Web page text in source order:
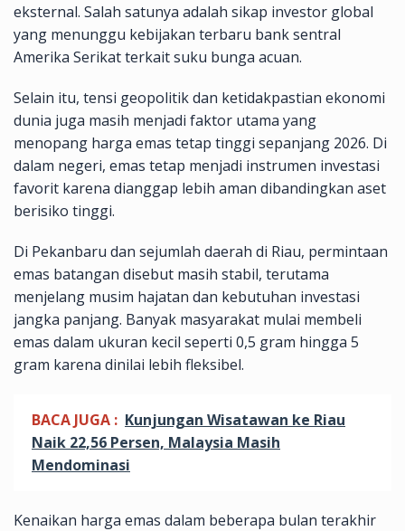
eksternal. Salah satunya adalah sikap investor global
yang menunggu kebijakan terbaru bank sentral
Amerika Serikat terkait suku bunga acuan.
Selain itu, tensi geopolitik dan ketidakpastian ekonomi
dunia juga masih menjadi faktor utama yang
menopang harga emas tetap tinggi sepanjang 2026. Di
dalam negeri, emas tetap menjadi instrumen investasi
favorit karena dianggap lebih aman dibandingkan aset
berisiko tinggi.
Di Pekanbaru dan sejumlah daerah di Riau, permintaan
emas batangan disebut masih stabil, terutama
menjelang musim hajatan dan kebutuhan investasi
jangka panjang. Banyak masyarakat mulai membeli
emas dalam ukuran kecil seperti 0,5 gram hingga 5
gram karena dinilai lebih fleksibel.
BACA JUGA : Kunjungan Wisatawan ke Riau
Naik 22,56 Persen, Malaysia Masih
Mendominasi
Kenaikan harga emas dalam beberapa bulan terakhir